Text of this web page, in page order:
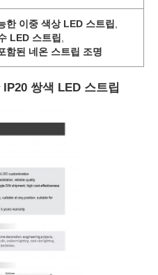
한 이중 색상 LED 스트립
LED 스트립
함된 네온 스트립 조명
쌍색 LED 스트립